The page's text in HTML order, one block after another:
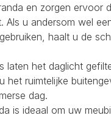
en zorgen ervoor
Als u andersom wel
haalt u de
laten het daglicht
het ruimtelijke
dag.
is ideaal om uw